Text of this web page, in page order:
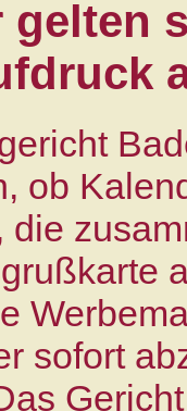
gelten
ob
die
sofort